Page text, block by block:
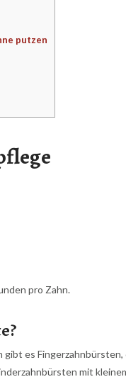
putzen
pro Zahn.
gibt es
mit